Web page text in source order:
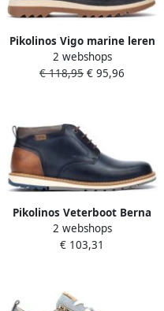
Pikolinos Vigo marine leren
sportschoenen
2 webshops
€ 118,95 € 95,96
Pikolinos Veterboot Berna
M8J 8181 Blauw 10½
2 webshops
€ 103,31